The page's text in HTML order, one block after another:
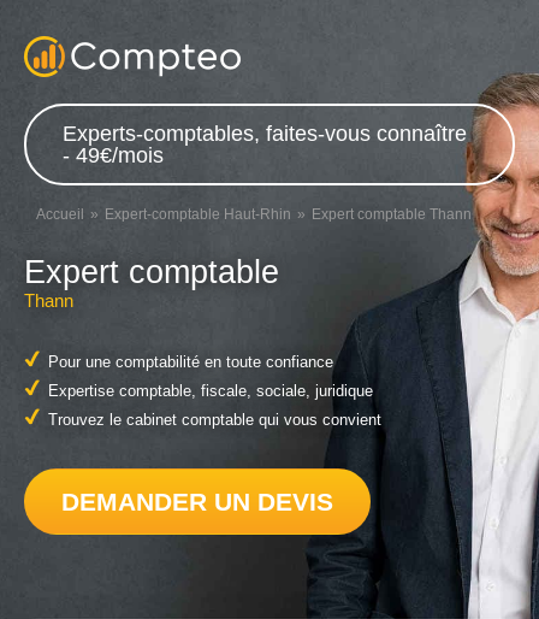
Experts-comptables, faites-vous connaître
- 49€/mois
Accueil Expert-comptable Haut-Rhin Expert comptable Thann
Expert comptable
Thann
Pour une comptabilité en toute confiance
Expertise comptable, fiscale, sociale, juridique
Trouvez le cabinet comptable qui vous convient
DEMANDER UN DEVIS